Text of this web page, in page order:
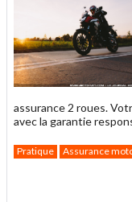
assurance 2 roues.
avec la garantie
Pratique Assurance